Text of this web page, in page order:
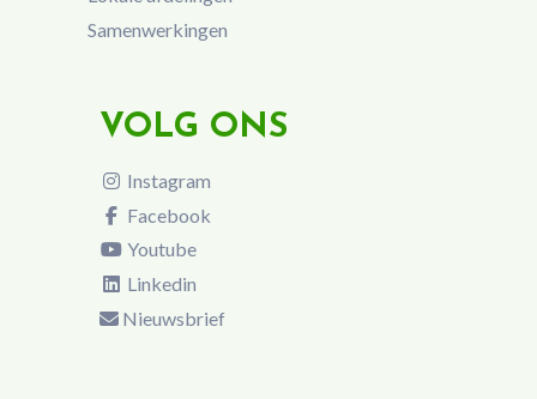
Samenwerkingen
VOLG ONS
Instagram
Facebook
Youtube
Linkedin
Nieuwsbrief